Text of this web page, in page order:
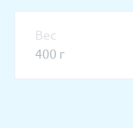
Вес
400 г